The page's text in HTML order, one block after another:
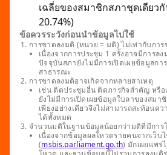
เฉลี่ยของสมาชิกสภาชุดเดียว
20.74%)
ข้อควรระวังก่อนนำข้อมูลไปใช้
การขาดลงมติ (หน่วย = มติ) ไม่เท่ากับกา
เนื่องจากการประชุม 1 ครั้งอาจมีการล
ปัจจุบันสภายังไม่มีการเปิดเผยข้อมูลกา
สาธารณะ
การขาดลงมติอาจเกิดจากหลายสาเหตุ
เช่น ติดประชุมอื่น ติดภารกิจสำคัญ หรื
ยังไม่มีการเปิดเผยข้อมูลใบลาของสมา
เพียงอย่างเดียวจึงไม่สามารถสะท้อนค
ได้ทั้งหมด
จำนวนมติในฐานข้อมูลน้อยกว่ามติที่มีการ
เนื่องจากข้อมูลผลโหวตรายคนจากเว็บ
(msbis.parliament.go.th) มักเผยแพร่